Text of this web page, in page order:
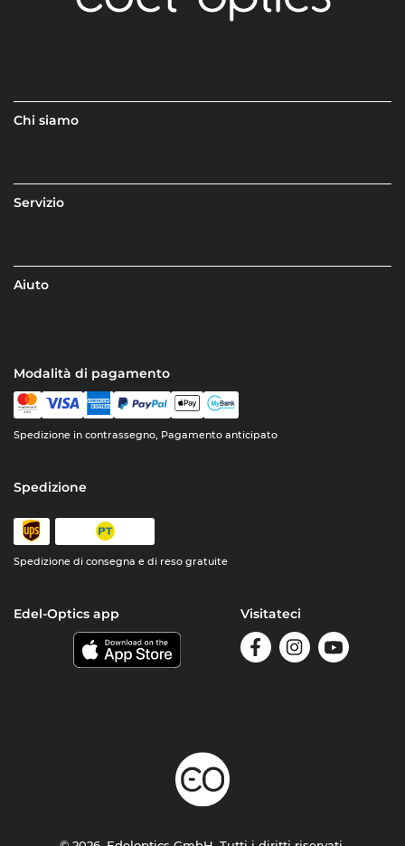
Chi siamo
Servizio
Aiuto
Modalità di pagamento
Spedizione in contrassegno, Pagamento anticipato
Spedizione
Spedizione di consegna e di reso gratuite
Edel-Optics app Visitateci